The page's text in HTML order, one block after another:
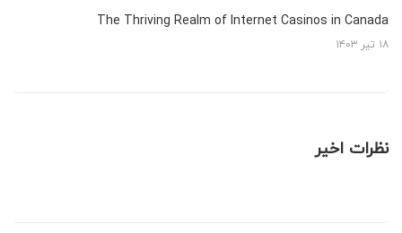
The Thriving Realm of Internet Casinos in Canada
۱۸ تیر ۱۴۰۳
نظرات اخیر